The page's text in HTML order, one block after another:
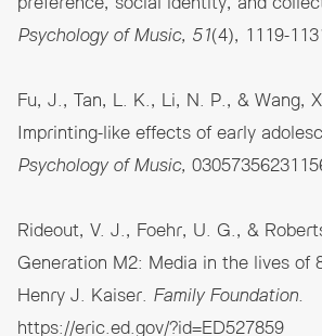
Psychology of Music, 51(4), 1119-
Fu, J., Tan, L. K., Li, N. P., & Wang,
Imprinting-like effects of early
Psychology of Music,
Rideout, V. J., Foehr, U. G., &
Generation M2: Media in the lives of
Henry J. Kaiser. Family Foundation.
https://eric.ed.gov/?id=ED527859